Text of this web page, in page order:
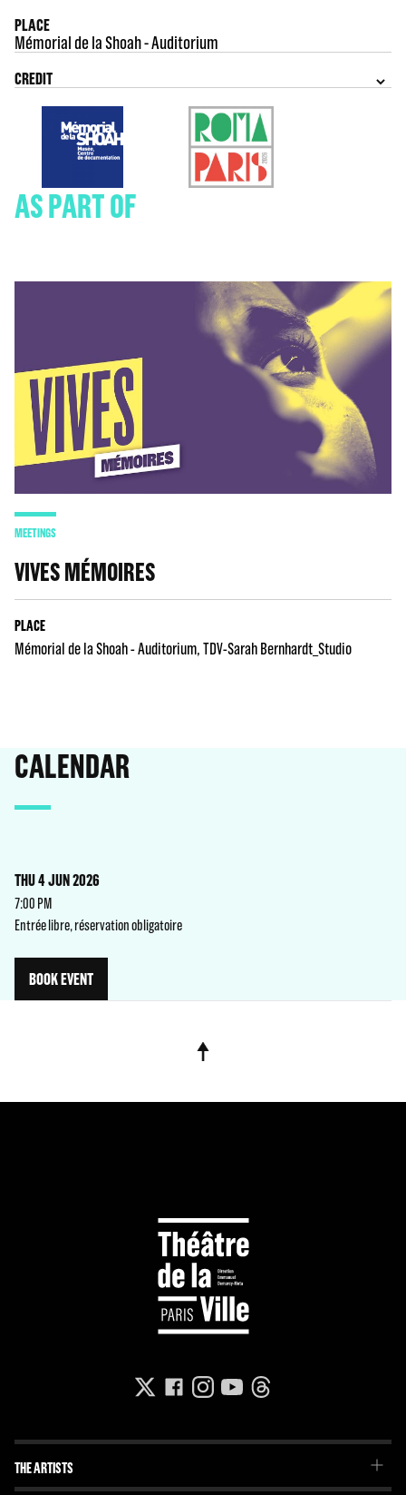
PLACE
Mémorial de la Shoah - Auditorium
CREDIT
AS PART OF
MEETINGS
VIVES MÉMOIRES
PLACE
Mémorial de la Shoah - Auditorium TDV-Sarah Bernhardt_Studio
CALENDAR
THU 4 JUN 2026
7:00 PM
Entrée libre, réservation obligatoire
BOOK EVENT
THE ARTISTS